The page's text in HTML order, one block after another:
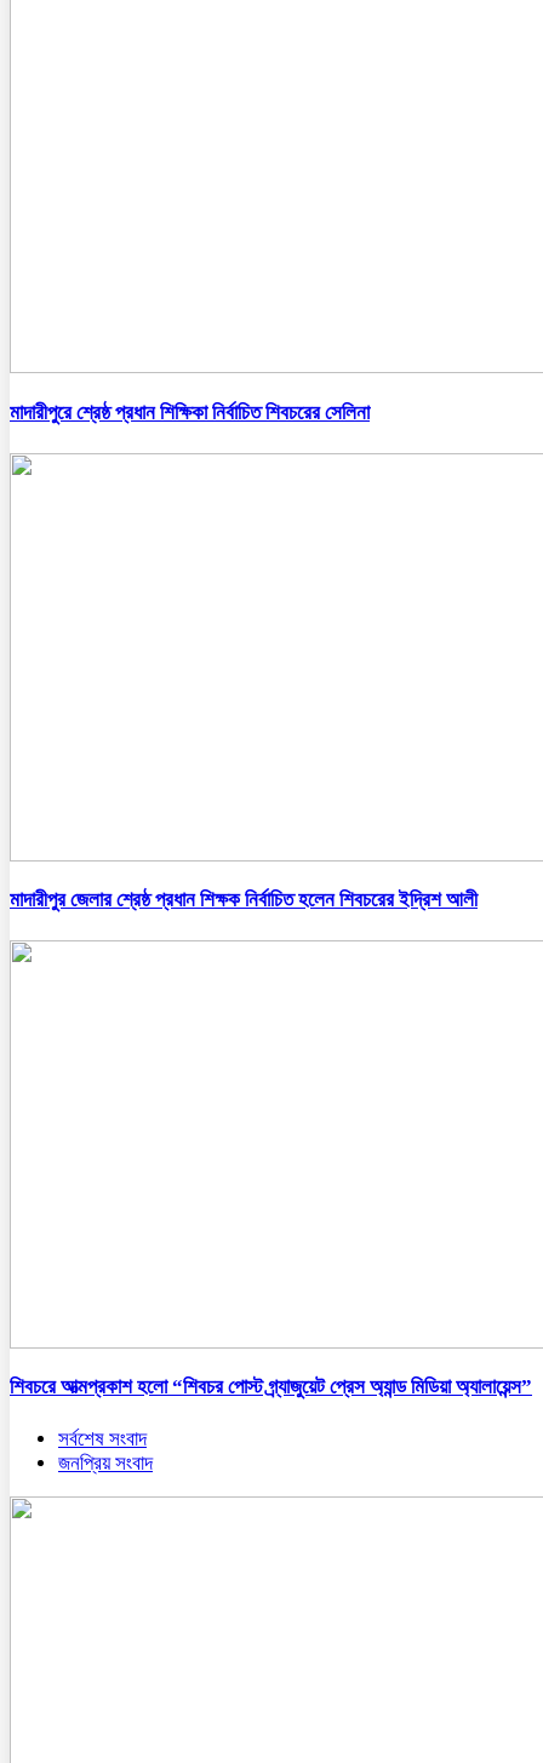
মাদারীপুরে শ্রেষ্ঠ প্রধান শিক্ষিকা নির্বাচিত শিবচরের সেলিনা
মাদারীপুর জেলার শ্রেষ্ঠ প্রধান শিক্ষক নির্বাচিত হলেন শিবচরের ইদ্রিশ আলী
শিবচরে আত্মপ্রকাশ হলো “শিবচর পোস্ট গ্র্যাজুয়েট প্রেস অ্যান্ড মিডিয়া অ্যালায়েন্স”
সর্বশেষ সংবাদ
জনপ্রিয় সংবাদ